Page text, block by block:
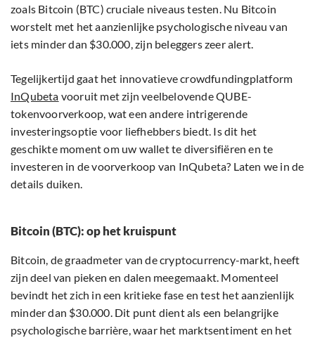
zoals Bitcoin (BTC) cruciale niveaus testen. Nu Bitcoin
worstelt met het aanzienlijke psychologische niveau van
iets minder dan $30.000, zijn beleggers zeer alert.
Tegelijkertijd gaat het innovatieve crowdfundingplatform
InQubeta vooruit met zijn veelbelovende QUBE-
tokenvoorverkoop, wat een andere intrigerende
investeringsoptie voor liefhebbers biedt. Is dit het
geschikte moment om uw wallet te diversifiëren en te
investeren in de voorverkoop van InQubeta? Laten we in de
details duiken.
Bitcoin (BTC): op het kruispunt
Bitcoin, de graadmeter van de cryptocurrency-markt, heeft
zijn deel van pieken en dalen meegemaakt. Momenteel
bevindt het zich in een kritieke fase en test het aanzienlijk
minder dan $30.000. Dit punt dient als een belangrijke
psychologische barrière, waar het marktsentiment en het